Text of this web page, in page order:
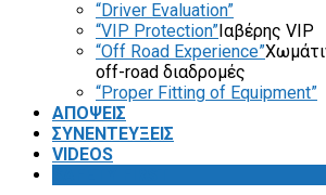
“Driver Evaluation”
“VIP Protection”Ιαβέρης VIP
“Off Road Experience”
off-road διαδρομές
“Proper Fitting of Equipment”
ΑΠΟΨΕΙΣ
ΣΥΝΕΝΤΕΥΞΕΙΣ
VIDEOS